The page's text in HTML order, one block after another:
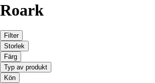
Roark
Filter
Storlek
Färg
Typ av produkt
Kön